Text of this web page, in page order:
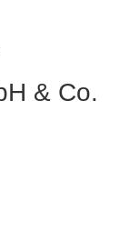
& Co.